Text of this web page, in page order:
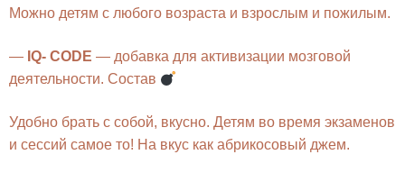
Можно детям с любого возраста и взрослым и пожилым.
— IQ- CODE — добавка для активизации мозговой
деятельности. Состав
Удобно брать с собой, вкусно. Детям во время экзаменов
и сессий самое то! На вкус как абрикосовый джем.